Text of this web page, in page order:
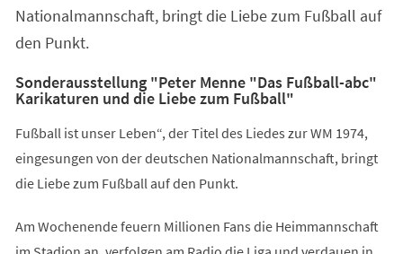
Nationalmannschaft, bringt die Liebe zum Fußball auf
den Punkt.
Sonderausstellung "Peter Menne "Das Fußball-abc"
Karikaturen und die Liebe zum Fußball"
Fußball ist unser Leben“, der Titel des Liedes zur WM 1974,
eingesungen von der deutschen Nationalmannschaft, bringt
die Liebe zum Fußball auf den Punkt.
Am Wochenende feuern Millionen Fans die Heimmannschaft